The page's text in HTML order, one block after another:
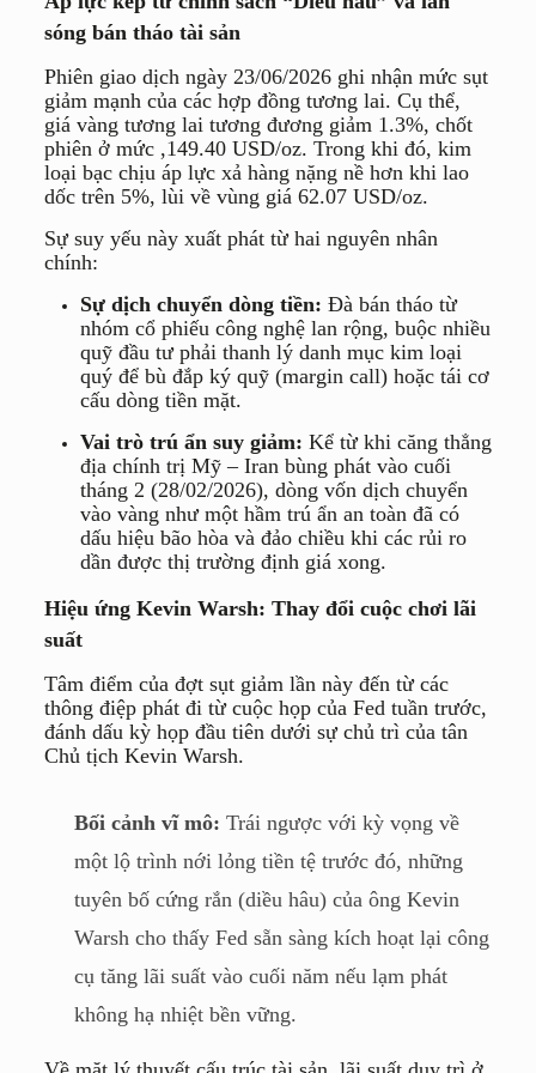
sóng bán tháo tài sản
Phiên giao dịch ngày 23/06/2026 ghi nhận mức sụt
giảm mạnh của các hợp đồng tương lai. Cụ thể,
giá vàng tương lai tương đương giảm 1.3%, chốt
phiên ở mức ,149.40 USD/oz. Trong khi đó, kim
loại bạc chịu áp lực xả hàng nặng nề hơn khi lao
dốc trên 5%, lùi về vùng giá 62.07 USD/oz.
Sự suy yếu này xuất phát từ hai nguyên nhân
chính:
Sự dịch chuyển dòng tiền: Đà bán tháo từ
nhóm cổ phiếu công nghệ lan rộng, buộc nhiều
quỹ đầu tư phải thanh lý danh mục kim loại
quý để bù đắp ký quỹ (margin call) hoặc tái cơ
cấu dòng tiền mặt.
Vai trò trú ẩn suy giảm: Kể từ khi căng thẳng
địa chính trị Mỹ – Iran bùng phát vào cuối
tháng 2 (28/02/2026), dòng vốn dịch chuyển
vào vàng như một hầm trú ẩn an toàn đã có
dấu hiệu bão hòa và đảo chiều khi các rủi ro
dần được thị trường định giá xong.
Hiệu ứng Kevin Warsh: Thay đổi cuộc chơi lãi
suất
Tâm điểm của đợt sụt giảm lần này đến từ các
thông điệp phát đi từ cuộc họp của Fed tuần trước,
đánh dấu kỳ họp đầu tiên dưới sự chủ trì của tân
Chủ tịch Kevin Warsh.
Bối cảnh vĩ mô: Trái ngược với kỳ vọng về
một lộ trình nới lỏng tiền tệ trước đó, những
tuyên bố cứng rắn (diều hâu) của ông Kevin
Warsh cho thấy Fed sẵn sàng kích hoạt lại công
cụ tăng lãi suất vào cuối năm nếu lạm phát
không hạ nhiệt bền vững.